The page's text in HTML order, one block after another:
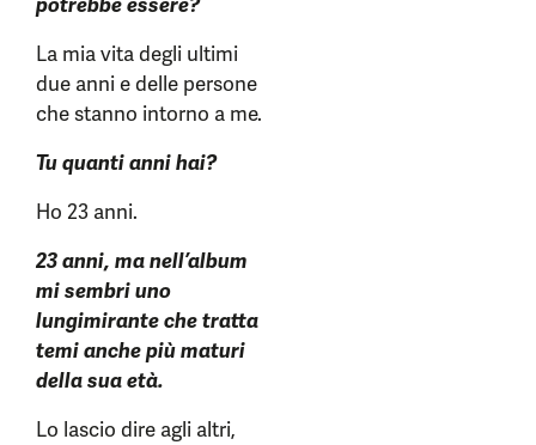
La mia vita degli ultimi
due anni e delle persone
che stanno intorno a me.
Tu quanti anni hai?
Ho 23 anni.
23 anni, ma nell’album
mi sembri uno
lungimirante che tratta
temi anche più maturi
della sua età.
Lo lascio dire agli altri,